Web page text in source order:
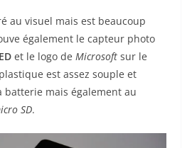
au visuel mais est beaucoup
également le capteur photo
et le logo de Microsoft sur le
est assez souple et
batterie mais également au
SD.